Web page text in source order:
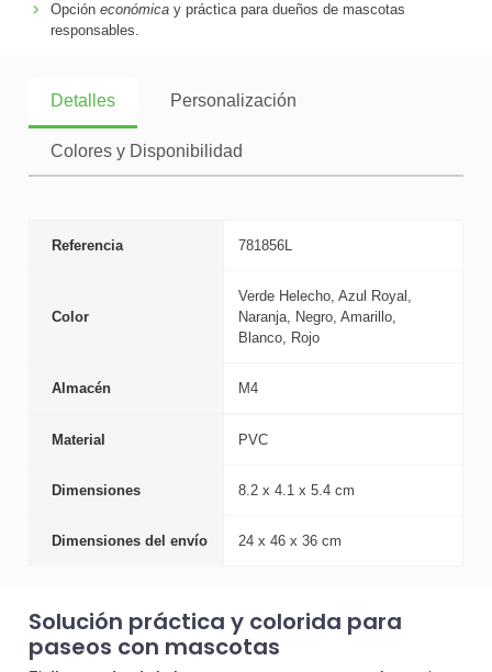
Opción económicay práctica para dueños de mascotas
responsables.
Detalles Personalización
Colores y Disponibilidad
Referencia 781856L
Color
Verde Helecho, Azul Royal,
Naranja, Negro, Amarillo,
Blanco, Rojo
Almacén M4
Material PVC
Dimensiones 8.2 x 4.1 x 5.4 cm
Dimensiones del envío 24 x 46 x 36 cm
Solución práctica y colorida para
paseos con mascotas